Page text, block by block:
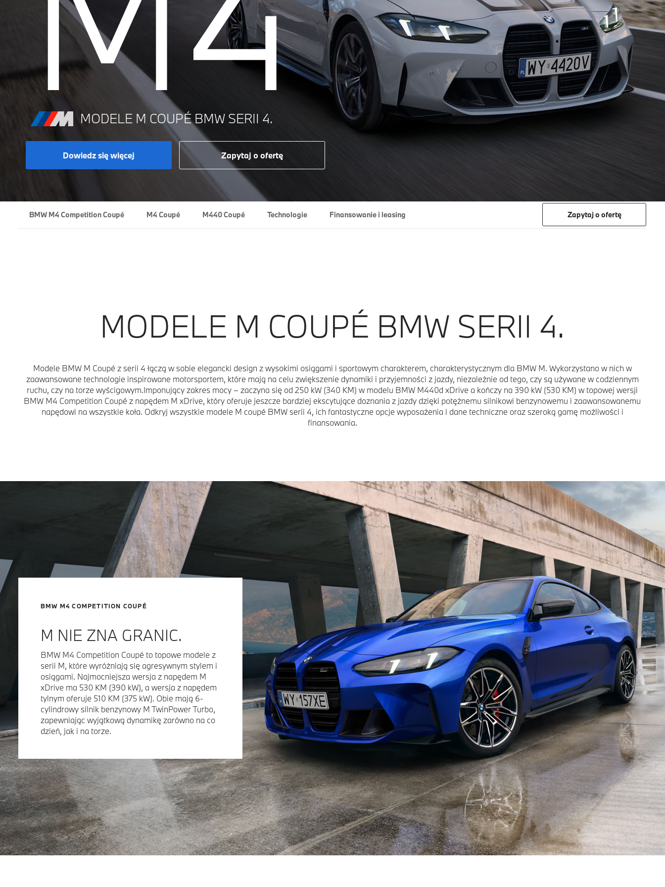
MODELE M COUPÉ BMW SERII 4.
Dowiedz się więcej Zapytaj o ofertę
Zapytaj o ofertę
BMW M4 Competition Coupé M4 Coupé M440 Coupé Technologie Finansowanie i leasing
MODELE M COUPÉ BMW SERII 4.
Modele BMW M Coupé z serii 4 łączą w sobie elegancki design z wysokimi osiągami i sportowym charakterem, charakterystycznym dla BMW M. Wykorzystano w nich w
zaawansowane technologie inspirowane motorsportem, które mają na celu zwiększenie dynamiki i przyjemności z jazdy, niezależnie od tego, czy są używane w codziennym
ruchu, czy na torze wyścigowym.Imponujący zakres mocy – zaczyna się od 250 kW (340 KM) w modelu BMW M440d xDrive a kończy na 390 kW (530 KM) w topowej wersji
BMW M4 Competition Coupé z napędem M xDrive, który oferuje jeszcze bardziej ekscytujące doznania z jazdy dzięki potężnemu silnikowi benzynowemu i zaawansowanemu
napędowi na wszystkie koła. Odkryj wszystkie modele M coupé BMW serii 4, ich fantastyczne opcje wyposażenia i dane techniczne oraz szeroką gamę możliwości i
finansowania.
BMW M4 COMPETITION COUPÉ
M NIE ZNA GRANIC.
BMW M4 Competition Coupé to topowe modele z
serii M, które wyróżniają się agresywnym stylem i
osiągami. Najmocniejsza wersja z napędem M
xDrive ma 530 KM (390 kW), a wersja z napędem
tylnym oferuje 510 KM (375 kW). Obie mają 6-
cylindrowy silnik benzynowy M TwinPower Turbo,
zapewniając wyjątkową dynamikę zarówno na co
dzień, jak i na torze.